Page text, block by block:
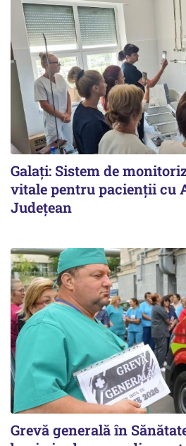
Galați: Sistem de
vitale pentru pacienții cu
Județean
Grevă generală în